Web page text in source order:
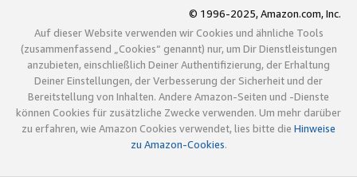
© 1996-2025, Amazon.com, Inc.
Auf dieser Website verwenden wir Cookies und ähnliche Tools
(zusammenfassend „Cookies“ genannt) nur, um Dir Dienstleistungen
anzubieten, einschließlich Deiner Authentifizierung, der Erhaltung
Deiner Einstellungen, der Verbesserung der Sicherheit und der
Bereitstellung von Inhalten. Andere Amazon-Seiten und -Dienste
können Cookies für zusätzliche Zwecke verwenden. Um mehr darüber
zu erfahren, wie Amazon Cookies verwendet, lies bitte die Hinweise
zu Amazon-Cookies.